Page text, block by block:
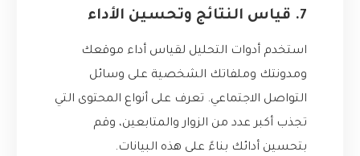
7. قياس النتائج وتحسين الأداء
استخدم أدوات التحليل لقياس أداء موقعك
ومدونتك وملفاتك الشخصية على وسائل
التواصل الاجتماعي. تعرف على أنواع المحتوى التي
تجذب أكبر عدد من الزوار والمتابعين، وقم
بتحسين أدائك بناءً على هذه البيانات.